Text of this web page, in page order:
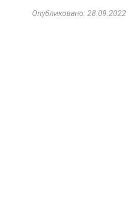
Опубликовано: 28.09.2022